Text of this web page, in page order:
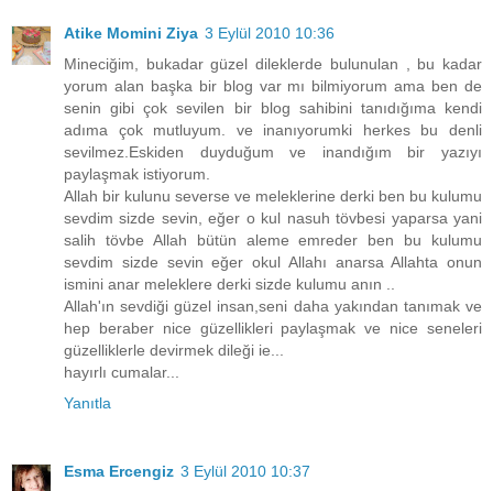
Atike Momini Ziya 3 Eylül 2010 10:36
Mineciğim, bukadar güzel dileklerde bulunulan , bu kadar
yorum alan başka bir blog var mı bilmiyorum ama ben de
senin gibi çok sevilen bir blog sahibini tanıdığıma kendi
adıma çok mutluyum. ve inanıyorumki herkes bu denli
sevilmez.Eskiden duyduğum ve inandığım bir yazıyı
paylaşmak istiyorum.
Allah bir kulunu severse ve meleklerine derki ben bu kulumu
sevdim sizde sevin, eğer o kul nasuh tövbesi yaparsa yani
salih tövbe Allah bütün aleme emreder ben bu kulumu
sevdim sizde sevin eğer okul Allahı anarsa Allahta onun
ismini anar meleklere derki sizde kulumu anın ..
Allah'ın sevdiği güzel insan,seni daha yakından tanımak ve
hep beraber nice güzellikleri paylaşmak ve nice seneleri
güzelliklerle devirmek dileği ie...
hayırlı cumalar...
Yanıtla
Esma Ercengiz 3 Eylül 2010 10:37